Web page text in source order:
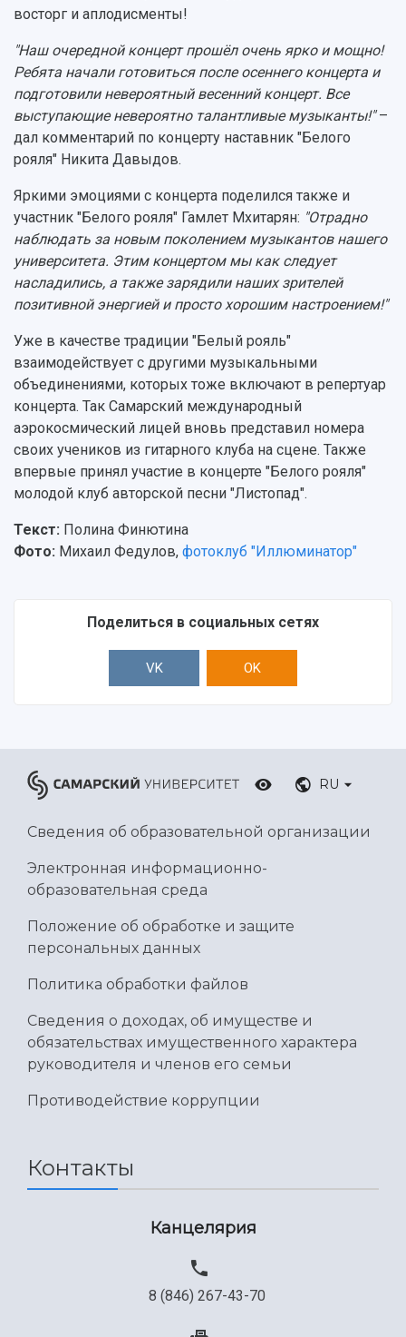
Учебный аэродром
Центр истории авиационных двигателей
Ботанический сад
Умный дом бабочек
Международный межвузовский кампус
Сведения об образовательной организации
Официальные документы
Отчеты о проведенных конференциях
восторг и аплодисменты!
"Наш очередной концерт прошёл очень ярко и мощно!
Ребята начали готовиться после осеннего концерта и
подготовили невероятный весенний концерт. Все
выступающие невероятно талантливые музыканты!"–
дал комментарий по концерту наставник "Белого
рояля" Никита Давыдов.
Яркими эмоциями с концерта поделился также и
участник "Белого рояля" Гамлет Мхитарян: "Отрадно
наблюдать за новым поколением музыкантов нашего
университета. Этим концертом мы как следует
насладились, а также зарядили наших зрителей
позитивной энергией и просто хорошим настроением!"
Уже в качестве традиции "Белый рояль"
взаимодействует с другими музыкальными
объединениями, которых тоже включают в репертуар
концерта. Так Самарский международный
аэрокосмический лицей вновь представил номера
своих учеников из гитарного клуба на сцене. Также
впервые принял участие в концерте "Белого рояля"
молодой клуб авторской песни "Листопад".
Текст: Полина Финютина
Фото: Михаил Федулов, фотоклуб "Иллюминатор"
Поделиться в социальных сетях
VK OK
RU
Сведения об образовательной организации
Электронная информационно-
образовательная среда
Положение об обработке и защите
персональных данных
Политика обработки файлов
Сведения о доходах, об имуществе и
обязательствах имущественного характера
руководителя и членов его семьи
Противодействие коррупции
Контакты
Канцелярия
8 (846) 267-43-70